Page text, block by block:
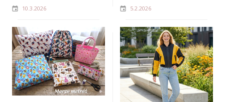
10.3.2026 5.2.2026